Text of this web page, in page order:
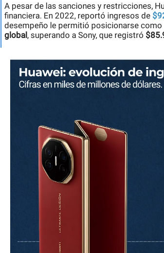
A pesar de las sanciones y restricciones,
financiera. En 2022, reportó ingresos de
desempeño le permitió posicionarse como
global , superando a Sony, que registró